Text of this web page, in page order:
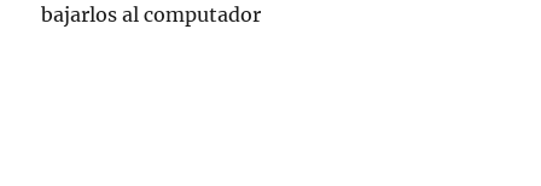
bajarlos al computador